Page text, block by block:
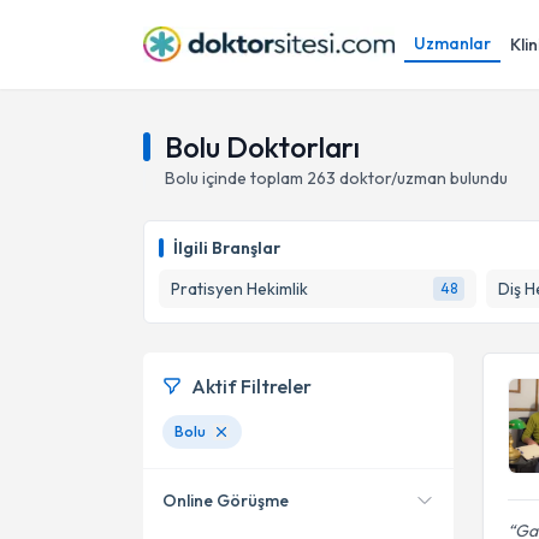
Uzmanlar
Bolu Doktorları
Bolu içinde toplam 263 doktor/uzman bulundu
İlgili Branşlar
Pratisyen Hekimlik
48 Diş
Aktif Filtreler
Bolu
Online Görüşme